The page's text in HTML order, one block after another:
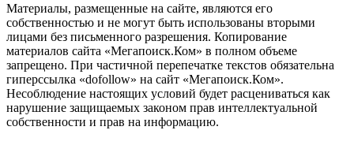
Материалы, размещенные на сайте, являются его
собственностью и не могут быть использованы вторыми
лицами без письменного разрешения. Копирование
материалов сайта «Мегапоиск.Ком» в полном объеме
запрещено. При частичной перепечатке текстов обязательна
гиперссылка «dofollow» на сайт «Мегапоиск.Ком».
Несоблюдение настоящих условий будет расцениваться как
нарушение защищаемых законом прав интеллектуальной
собственности и прав на информацию.